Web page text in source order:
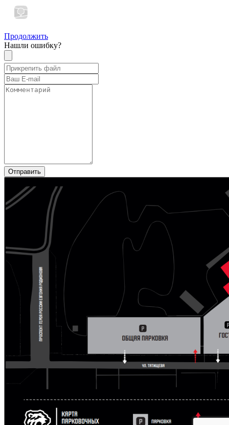
Продолжить
Нашли ошибку?